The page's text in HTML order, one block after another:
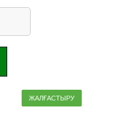
ЖАЛҒАСТЫРУ